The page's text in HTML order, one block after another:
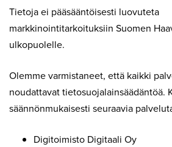
Tietoja ei pääsääntöisesti luovuteta
markkinointitarkoituksiin Suomen
ulkopuolelle.
Olemme varmistaneet, että kaikki
noudattavat tietosuojalainsäädäntöä.
säännönmukaisesti seuraavia
Digitoimisto Digitaali Oy